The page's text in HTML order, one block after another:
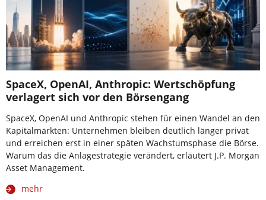
SpaceX, OpenAI, Anthropic: Wertschöpfung
verlagert sich vor den Börsengang
SpaceX, OpenAI und Anthropic stehen für einen Wandel an den
Kapitalmärkten: Unternehmen bleiben deutlich länger privat
und erreichen erst in einer späten Wachstumsphase die Börse.
Warum das die Anlagestrategie verändert, erläutert J.P. Morgan
Asset Management.
mehr